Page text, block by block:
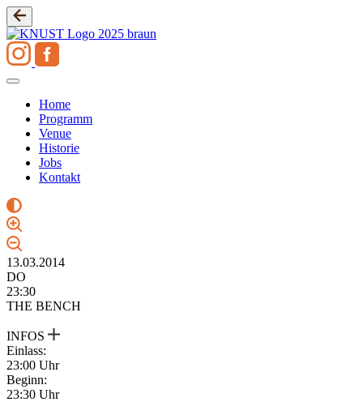
Zum
Inhalt
springen
Home
Programm
Venue
Historie
Jobs
Kontakt
13.03.2014
DO
23:30
THE BENCH
INFOS
Einlass:
23:00 Uhr
Beginn:
23:30 Uhr